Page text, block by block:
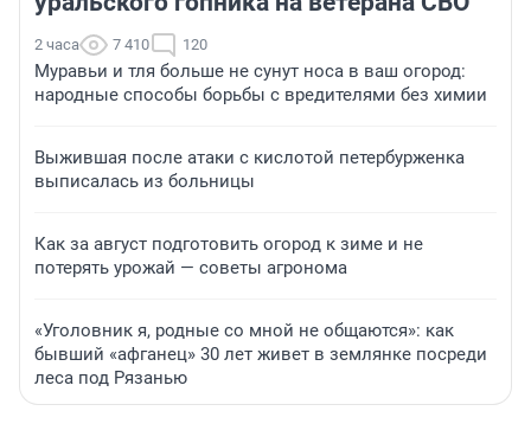
2 часа 7 410 120
Муравьи и тля больше не сунут носа в ваш огород:
народные способы борьбы с вредителями без химии
Выжившая после атаки с кислотой петербурженка
выписалась из больницы
Как за август подготовить огород к зиме и не
потерять урожай — советы агронома
«Уголовник я, родные со мной не общаются»: как
бывший «афганец» 30 лет живет в землянке посреди
леса под Рязанью